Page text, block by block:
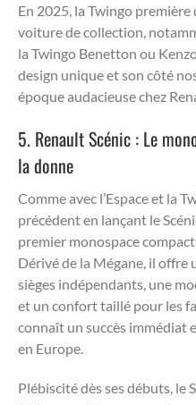
En 2025, la Twingo
voiture de collection,
la Twingo Benetton ou
design unique et son côté
époque audacieuse chez
5. Renault Scénic : Le
la donne
Comme avec l’Espace et la
précédent en lançant le
premier monospace
Dérivé de la Mégane, il offre
sièges indépendants, une
et un confort taillé pour les
connaît un succès immédiat
en Europe.
Plébiscité dès ses débuts, le